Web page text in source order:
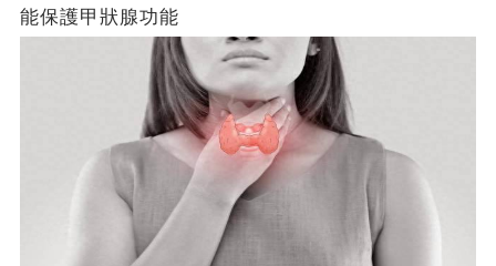
能保護甲狀腺功能